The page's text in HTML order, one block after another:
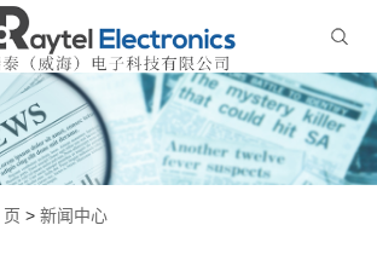
> 新闻中心